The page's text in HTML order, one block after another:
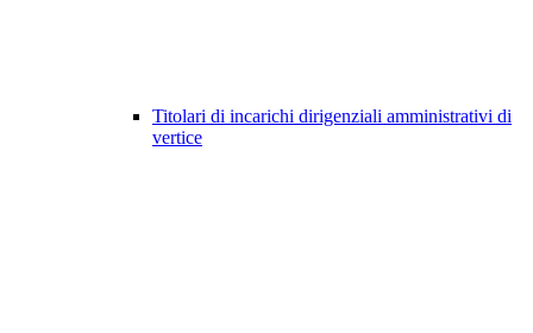
Titolari di incarichi dirigenziali amministrativi di
vertice